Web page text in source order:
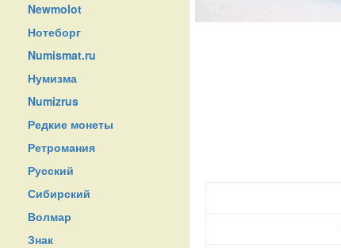
Newmolot
Нотеборг
Numismat.ru
Нумизма
Numizrus
Редкие монеты
Ретромания
Русский
Сибирский
Волмар
Знак